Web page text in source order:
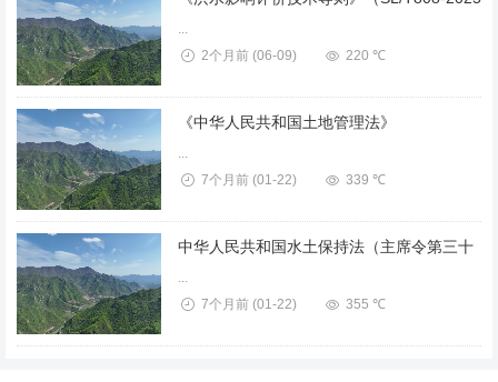
2个月前 (06-09) 220 ℃
《中华人民共和国土地管理法》
7个月前 (01-22) 339 ℃
7个月前 (01-22) 355 ℃